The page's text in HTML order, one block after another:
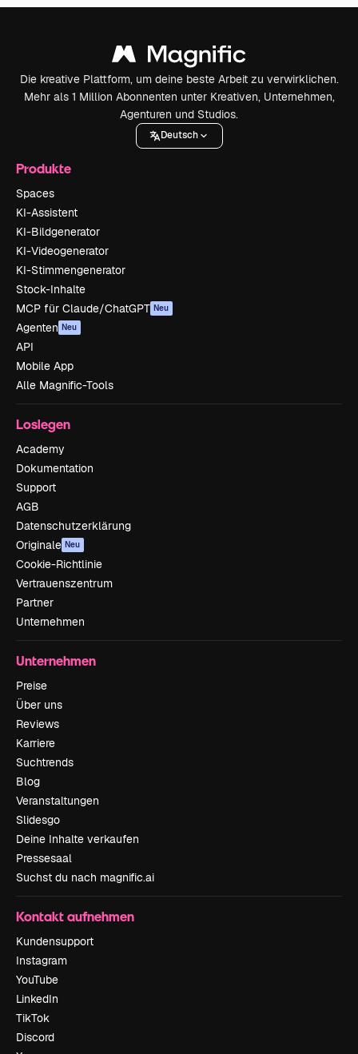
Die kreative Plattform, um deine beste Arbeit zu verwirklichen.
Mehr als 1 Million Abonnenten unter Kreativen, Unternehmen,
Agenturen und Studios.
Deutsch
Produkte
Spaces
KI-Assistent
KI-Bildgenerator
KI-Videogenerator
KI-Stimmengenerator
Stock-Inhalte
MCP für Claude/ChatGPT Neu
Agenten Neu
API
Mobile App
Alle Magnific-Tools
Loslegen
Academy
Dokumentation
Support
AGB
Datenschutzerklärung
Originale Neu
Cookie-Richtlinie
Vertrauenszentrum
Partner
Unternehmen
Unternehmen
Preise
Über uns
Reviews
Karriere
Suchtrends
Blog
Veranstaltungen
Slidesgo
Deine Inhalte verkaufen
Pressesaal
Suchst du nach magnific.ai
Kontakt aufnehmen
Kundensupport
Instagram
YouTube
LinkedIn
TikTok
Discord